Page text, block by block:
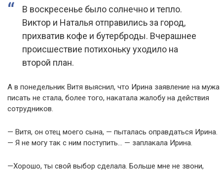
В воскресенье было солнечно и тепло.
Виктор и Наталья отправились за город,
прихватив кофе и бутерброды. Вчерашнее
происшествие потихоньку уходило на
второй план.
А в понедельник Витя выяснил, что Ирина заявление на мужа
писать не стала, более того, накатала жалобу на действия
сотрудников.
— Витя, он отец моего сына, — пыталась оправдаться Ирина.
— Я не могу так с ним поступить… — заплакала Ирина.
—Хорошо, ты свой выбор сделала. Больше мне не звони,